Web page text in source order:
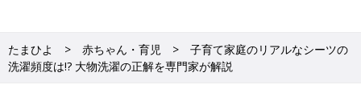
たまひよ 赤ちゃん・育児
子育て家庭のリアルなシーツの
洗濯頻度は!? 大物洗濯の正解を専門家が解説